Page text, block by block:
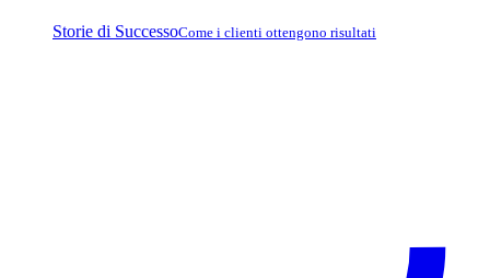
Storie di SuccessoCome i clienti ottengono risultati